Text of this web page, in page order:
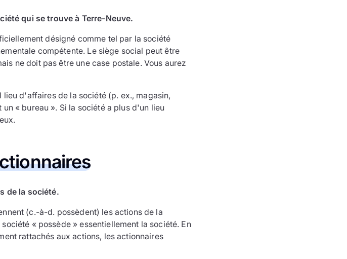
qui se trouve à Terre-Neuve.
désigné comme tel par la société
compétente. Le siège social peut être
ne doit pas être une case postale. Vous aurez
d'affaires de la société (p. ex., magasin,
« bureau ». Si la société a plus d'un lieu
de la société.
(c.-à-d. possèdent) les actions de la
« possède » essentiellement la société. En
rattachés aux actions, les actionnaires